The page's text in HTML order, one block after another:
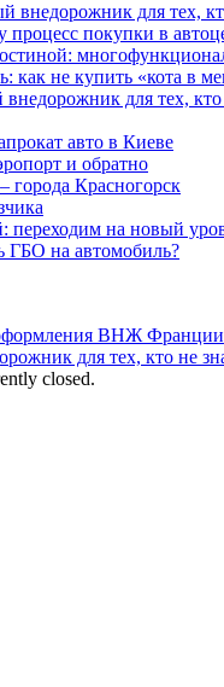
внедорожник для тех,
процесс покупки в
как не купить «кота в
для тех,
авто в Киеве
и обратно
города Красногорск
переходим на новый
ГБО на автомобиль?
ВНЖ Франции
для тех, кто не
closed.